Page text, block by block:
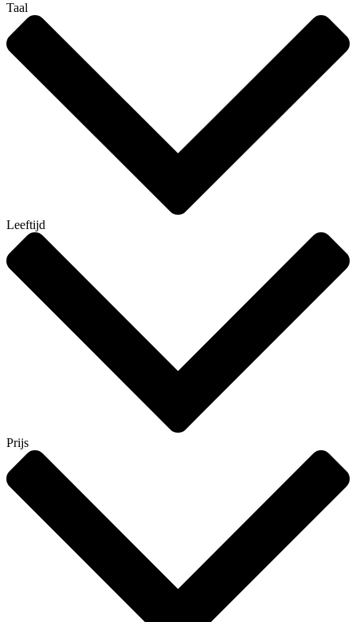
Taal
Leeftijd
Prijs